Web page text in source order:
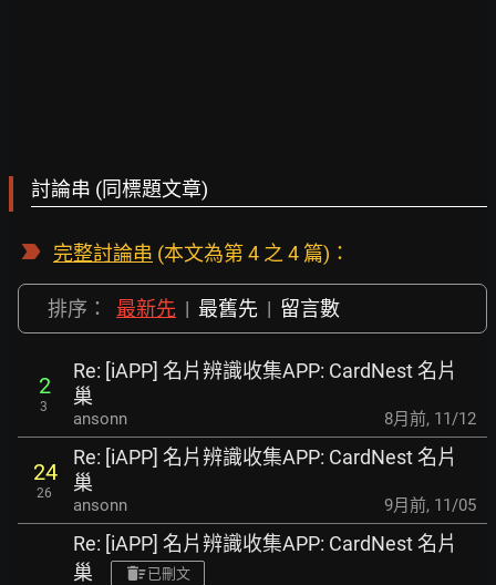
討論串 (同標題文章)
完整討論串 (本文為第 4 之 4 篇)：
排序： 最新先 | 最舊先 | 留言數
2
3
Re: [iAPP] 名片辨識收集APP: CardNest 名片
巢
ansonn 8月前, 11/12
24
26
Re: [iAPP] 名片辨識收集APP: CardNest 名片
巢
ansonn 9月前, 11/05
Re: [iAPP] 名片辨識收集APP: CardNest 名片
巢
已刪文